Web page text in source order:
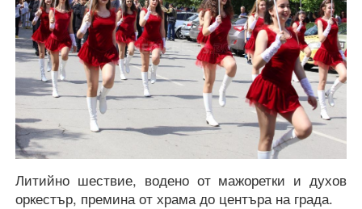
Литийно шествие, водено от мажоретки и духов
оркестър, премина от храма до центъра на града.